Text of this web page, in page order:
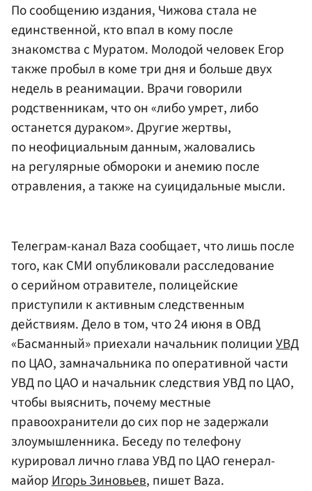
По сообщению издания, Чижова стала не
единственной, кто впал в кому после
знакомства с Муратом. Молодой человек Егор
также пробыл в коме три дня и больше двух
недель в реанимации. Врачи говорили
родственникам, что он «либо умрет, либо
останется дураком». Другие жертвы,
по неофициальным данным, жаловались
на регулярные обмороки и анемию после
отравления, а также на суицидальные мысли.
Телеграм-канал Baza сообщает, что лишь после
того, как СМИ опубликовали расследование
о серийном отравителе, полицейские
приступили к активным следственным
действиям. Дело в том, что 24 июня в ОВД
«Басманный» приехали начальник полицииУВД
по ЦАО, замначальника по оперативной части
УВД по ЦАО и начальник следствия УВД по ЦАО,
чтобы выяснить, почему местные
правоохранители до сих пор не задержали
злоумышленника. Беседу по телефону
курировал лично глава УВД по ЦАО генерал-
майорИгорь Зиновьев, пишет Baza.